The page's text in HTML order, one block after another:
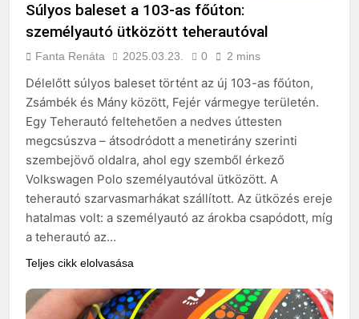
Súlyos baleset a 103-as főúton:
személyautó ütközött teherautóval
Fanta Renáta 2025.03.23. 0 2 mins
Délelőtt súlyos baleset történt az új 103-as főúton,
Zsámbék és Mány között, Fejér vármegye területén.
Egy Teherautó feltehetően a nedves úttesten
megcsúszva – átsodródott a menetirány szerinti
szembejövő oldalra, ahol egy szemből érkező
Volkswagen Polo személyautóval ütközött. A
teherautó szarvasmarhákat szállított. Az ütközés ereje
hatalmas volt: a személyautó az árokba csapódott, míg
a teherautó az…
Teljes cikk elolvasása